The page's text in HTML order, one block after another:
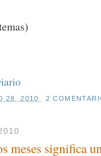
28, 2010
2
meses significa